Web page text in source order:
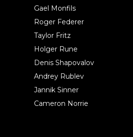
Gael Monfils
Roger Federer
Taylor Fritz
Holger Rune
Denis Shapovalov
Andrey Rublev
Jannik Sinner
Cameron Norrie